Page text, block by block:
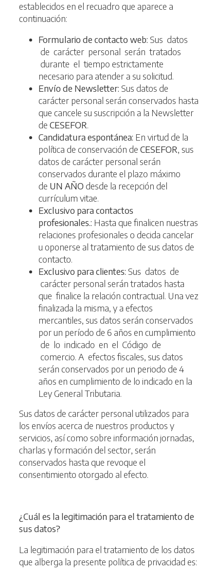
establecidos en el recuadro que aparece a
continuación:
Formulario de contacto web: Sus datos
de carácter personal serán tratados
durante el tiempo estrictamente
necesario para atender a su solicitud.
Envío de Newsletter: Sus datos de
carácter personal serán conservados hasta
que cancele su suscripción a la Newsletter
de CESEFOR.
Candidatura espontánea: En virtud de la
política de conservación de CESEFOR, sus
datos de carácter personal serán
conservados durante el plazo máximo
de UN AÑO desde la recepción del
currículum vitae.
Exclusivo para contactos
profesionales.: Hasta que finalicen nuestras
relaciones profesionales o decida cancelar
u oponerse al tratamiento de sus datos de
contacto.
Exclusivo para clientes: Sus datos de
carácter personal serán tratados hasta
que finalice la relación contractual. Una vez
finalizada la misma, y a efectos
mercantiles, sus datos serán conservados
por un período de 6 años en cumplimiento
de lo indicado en el Código de
comercio. A efectos fiscales, sus datos
serán conservados por un periodo de 4
años en cumplimiento de lo indicado en la
Ley General Tributaria.
Sus datos de carácter personal utilizados para
los envíos acerca de nuestros productos y
servicios, así como sobre información jornadas,
charlas y formación del sector, serán
conservados hasta que revoque el
consentimiento otorgado al efecto.
¿Cuál es la legitimación para el tratamiento de
sus datos?
La legitimación para el tratamiento de los datos
que alberga la presente política de privacidad es: